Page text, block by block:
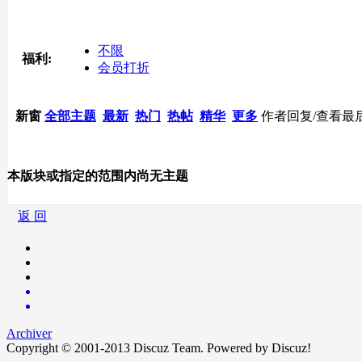
福利:
不限
会员打折
新窗 全部主题 最新 热门 热帖 精华 更多 作者回复/查看最
本版块或指定的范围内尚无主题
返 回
Archiver
Copyright © 2001-2013 Discuz Team. Powered by Discuz!